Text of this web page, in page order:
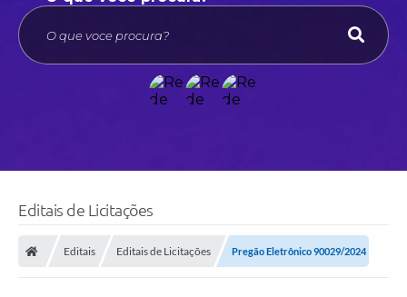
Editais de Licitações
Editais Editais de Licitações Pregão Eletrônico 90029/2024